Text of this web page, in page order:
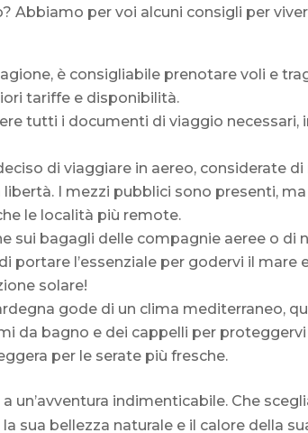
Abbiamo per voi alcuni consigli per
è consigliabile prenotare voli e
tariffe e disponibilità.
tutti i documenti di viaggio necessari,
di viaggiare in aereo, considerate di
libertà. I mezzi pubblici sono presenti,
le località più remote.
sui bagagli delle compagnie aeree o di
portare l’essenziale per godervi il mare
solare!
gode di un clima mediterraneo,
da bagno e dei cappelli per proteggervi
per le serate più fresche.
un’avventura indimenticabile. Che
la sua bellezza naturale e il calore della